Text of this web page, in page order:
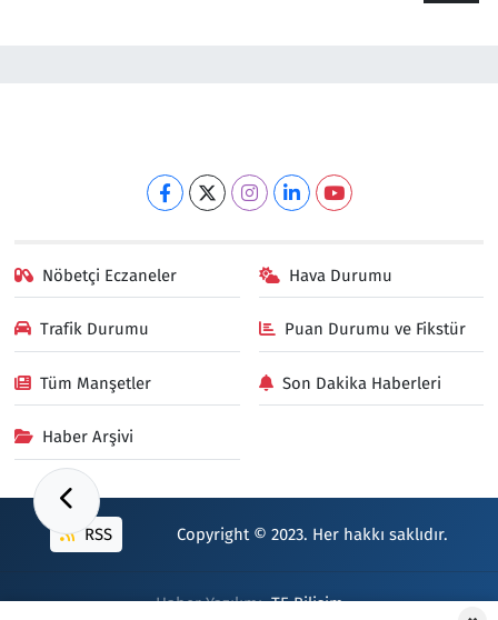
Nöbetçi Eczaneler Hava Durumu
Trafik Durumu Puan Durumu ve Fikstür
Tüm Manşetler Son Dakika Haberleri
Haber Arşivi
RSS Copyright © 2023. Her hakkı saklıdır.
Haber Yazılımı:TE Bilişim